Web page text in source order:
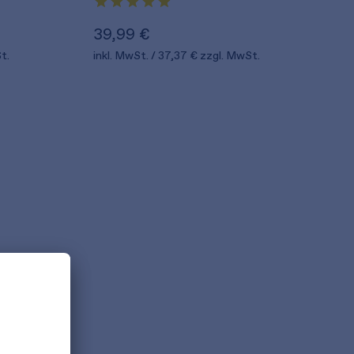
39,99 €
inkl. MwSt. 37,37 € zzgl. MwSt.